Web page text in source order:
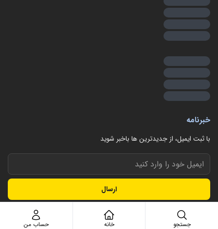
خبرنامه
با ثبت ایمیل، از جدید‌ترین ها با‌خبر شوید
ارسال
جستجو خانه حساب من